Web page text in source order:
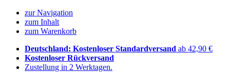
zur Navigation
zum Inhalt
zum Warenkorb
Deutschland: Kostenloser Standardversand ab 42,90 €
Kostenloser Rückversand
Zustellung in 2 Werktagen.